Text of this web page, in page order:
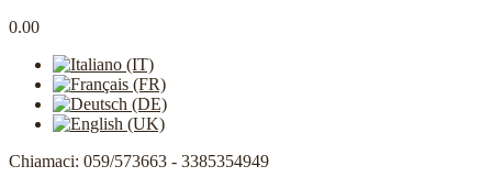
0.00
Chiamaci: 059/573663 - 3385354949